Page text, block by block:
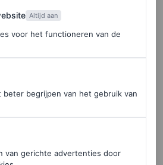
Altijd aan
voor het functioneren van de
beter begrijpen van het gebruik van
van gerichte advertenties door